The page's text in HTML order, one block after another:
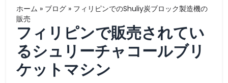
ホーム » ブログ » フィリピンでのShuliy炭ブロック製造機の
販売
フィリピンで販売されてい
るシュリーチャコールブリ
ケットマシン